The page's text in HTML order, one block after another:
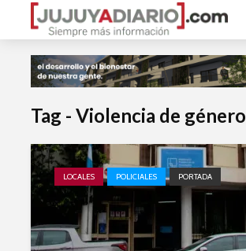
Tag - Violencia de género
LOCALES POLICIALES PORTADA